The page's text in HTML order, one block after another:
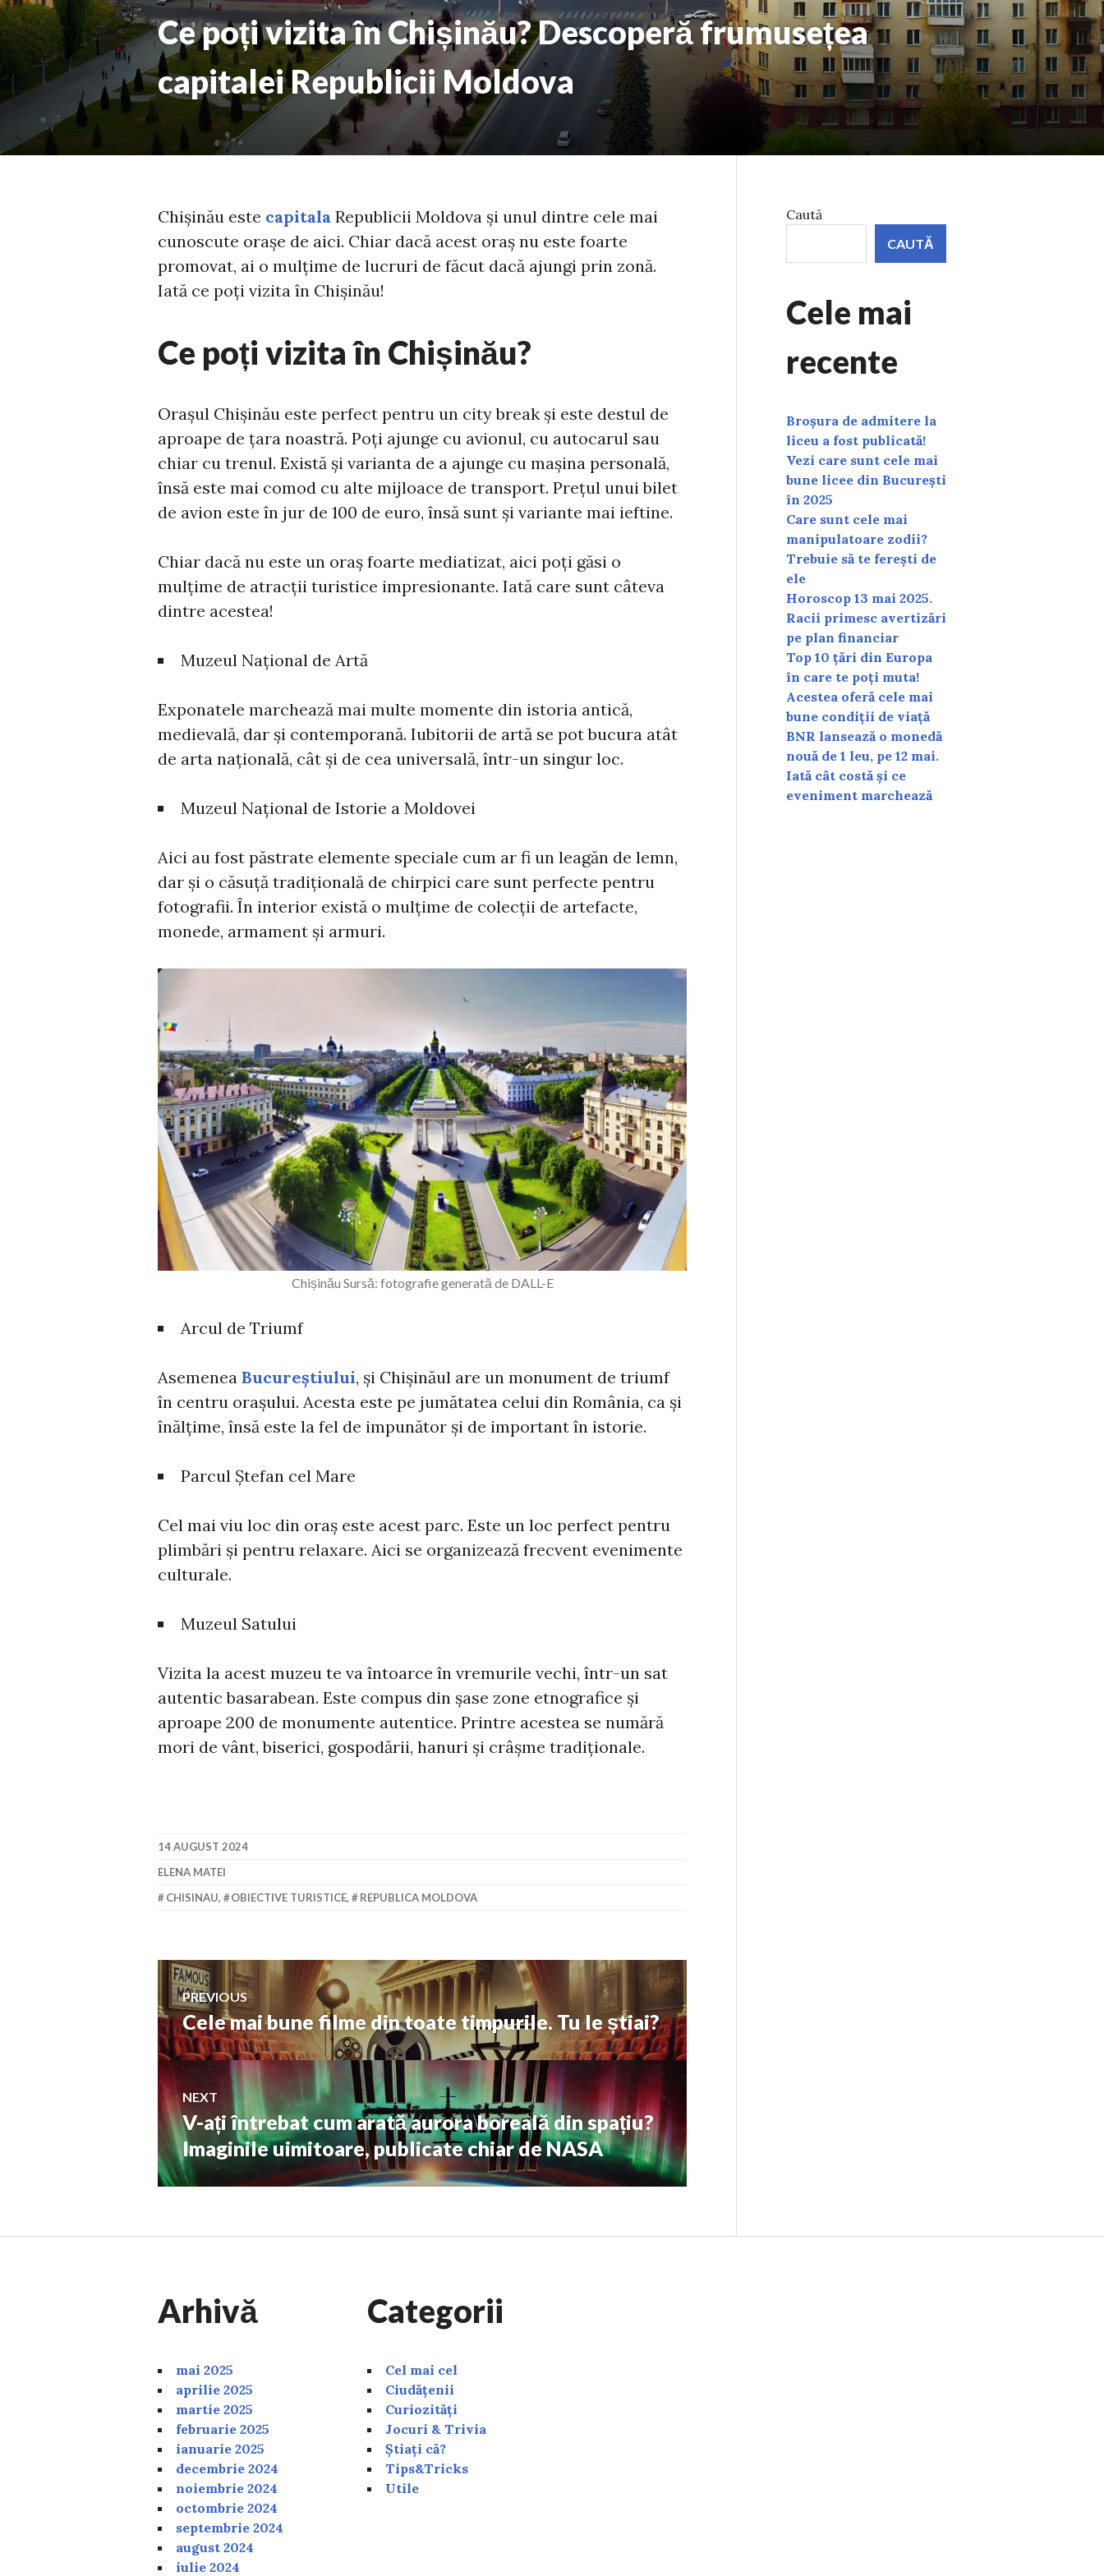
Ce poți vizita în Chișinău? Descoperă frumusețea
capitalei Republicii Moldova
Chișinău este capitala Republicii Moldova și unul dintre cele mai
cunoscute orașe de aici. Chiar dacă acest oraș nu este foarte
promovat, ai o mulțime de lucruri de făcut dacă ajungi prin zonă.
Iată ce poți vizita în Chișinău!
Ce poți vizita în Chișinău?
Orașul Chișinău este perfect pentru un city break și este destul de
aproape de țara noastră. Poți ajunge cu avionul, cu autocarul sau
chiar cu trenul. Există și varianta de a ajunge cu mașina personală,
însă este mai comod cu alte mijloace de transport. Prețul unui bilet
de avion este în jur de 100 de euro, însă sunt și variante mai ieftine.
Chiar dacă nu este un oraș foarte mediatizat, aici poți găsi o
mulțime de atracții turistice impresionante. Iată care sunt câteva
dintre acestea!
Muzeul Național de Artă
Exponatele marchează mai multe momente din istoria antică,
medievală, dar și contemporană. Iubitorii de artă se pot bucura atât
de arta națională, cât și de cea universală, într-un singur loc.
Muzeul Național de Istorie a Moldovei
Aici au fost păstrate elemente speciale cum ar fi un leagăn de lemn,
dar și o căsuță tradițională de chirpici care sunt perfecte pentru
fotografii. În interior există o mulțime de colecții de artefacte,
monede, armament și armuri.
Chișinău Sursă: fotografie generată de DALL-E
Arcul de Triumf
Asemenea Bucureștiului, și Chișinăul are un monument de triumf
în centru orașului. Acesta este pe jumătatea celui din România, ca și
înălțime, însă este la fel de impunător și de important în istorie.
Parcul Ștefan cel Mare
Cel mai viu loc din oraș este acest parc. Este un loc perfect pentru
plimbări și pentru relaxare. Aici se organizează frecvent evenimente
culturale.
Muzeul Satului
Vizita la acest muzeu te va întoarce în vremurile vechi, într-un sat
autentic basarabean. Este compus din șase zone etnografice și
aproape 200 de monumente autentice. Printre acestea se numără
mori de vânt, biserici, gospodării, hanuri și crâșme tradiționale.
14 AUGUST 2024
ELENA MATEI
CHISINAU, OBIECTIVE TURISTICE, REPUBLICA MOLDOVA
Navigare
în
articole
PREVIOUS
Previous
post:
Cele mai bune filme din toate timpurile. Tu le știai?
NEXT
Next
post:
V-ați întrebat cum arată aurora boreală din spațiu?
Imaginile uimitoare, publicate chiar de NASA
Caută
CAUTĂ
Cele mai
recente
Broșura de admitere la
liceu a fost publicată!
Vezi care sunt cele mai
bune licee din București
în 2025
Care sunt cele mai
manipulatoare zodii?
Trebuie să te ferești de
ele
Horoscop 13 mai 2025.
Racii primesc avertizări
pe plan financiar
Top 10 țări din Europa
în care te poți muta!
Acestea oferă cele mai
bune condiții de viață
BNR lansează o monedă
nouă de 1 leu, pe 12 mai.
Iată cât costă și ce
eveniment marchează
Arhivă
mai 2025
aprilie 2025
martie 2025
februarie 2025
ianuarie 2025
decembrie 2024
noiembrie 2024
octombrie 2024
septembrie 2024
august 2024
iulie 2024
Categorii
Cel mai cel
Ciudățenii
Curiozități
Jocuri & Trivia
Știați că?
Tips&Tricks
Utile